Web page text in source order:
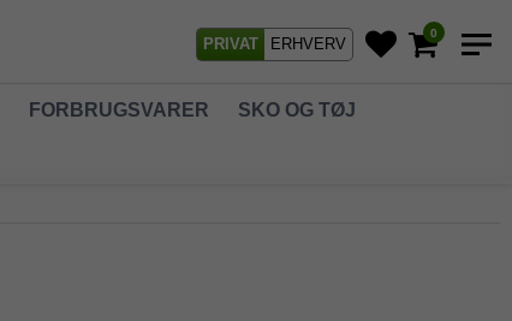
PRIVAT ERHVERV
0
FORBRUGSVARER SKO OG TØJ